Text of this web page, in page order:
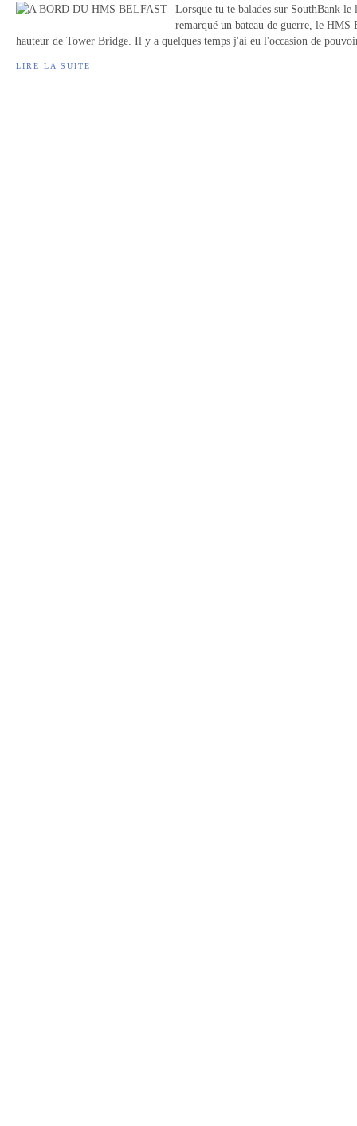
Lorsque tu te balades sur SouthBank le
remarqué un bateau de guerre, le HMS
hauteur de Tower Bridge. Il y a quelques temps j'ai eu l'occasion de
LIRE LA SUITE